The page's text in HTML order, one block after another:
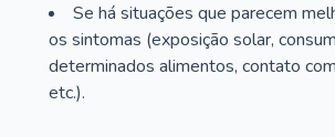
Se há situações que parecem
os sintomas (exposição solar,
determinados alimentos, contato
etc.).